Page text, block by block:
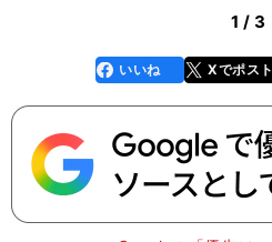
1 / 3
faceboo
k
いいね Xでポス